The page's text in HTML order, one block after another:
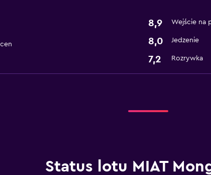
8,9 Wejście na
8,0 Jedzenie
7,2 Rozrywka
Status lotu MIAT